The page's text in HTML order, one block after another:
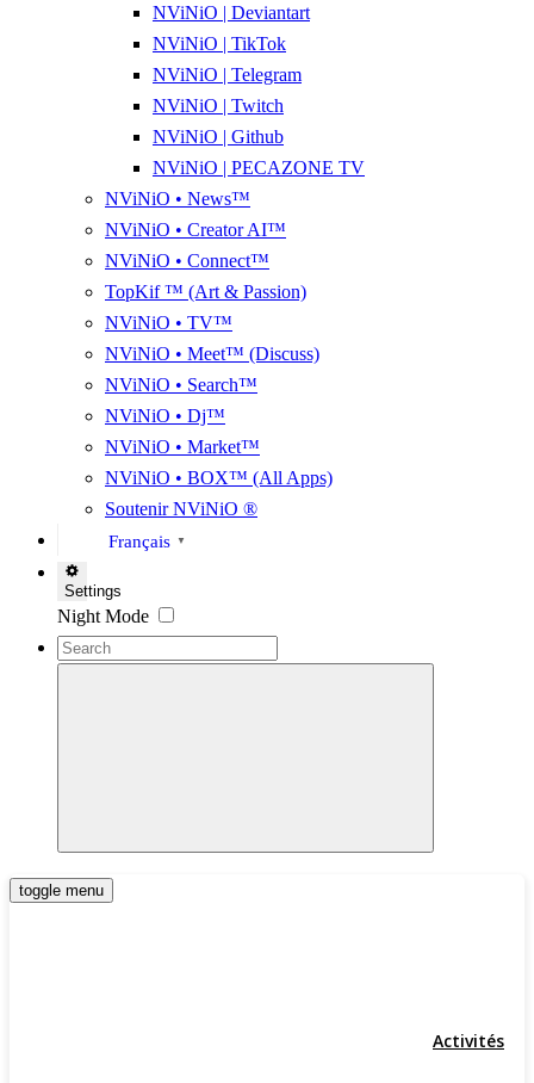
NViNiO | Deviantart
NViNiO | TikTok
NViNiO | Telegram
NViNiO | Twitch
NViNiO | Github
NViNiO | PECAZONE TV
NViNiO • News™
NViNiO • Creator AI™
NViNiO • Connect™
TopKif ™ (Art & Passion)
NViNiO • TV™
NViNiO • Meet™ (Discuss)
NViNiO • Search™
NViNiO • Dj™
NViNiO • Market™
NViNiO • BOX™ (All Apps)
Soutenir NViNiO ®
Français ▼
Settings
Night Mode
toggle menu
Activités